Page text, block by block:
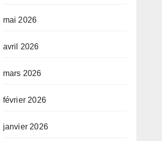
mai 2026
avril 2026
mars 2026
février 2026
janvier 2026